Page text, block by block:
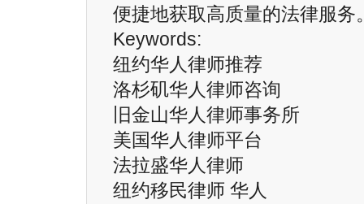
便捷地获取高质量的法律服务
Keywords:
纽约华人律师推荐
洛杉矶华人律师咨询
旧金山华人律师事务所
美国华人律师平台
法拉盛华人律师
纽约移民律师 华人